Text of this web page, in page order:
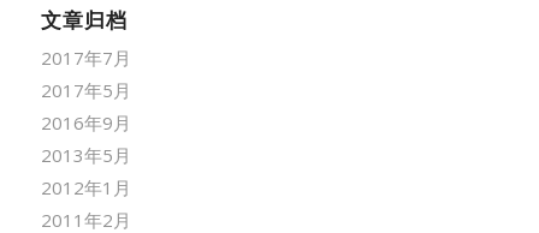
文章归档
2017年7月
2017年5月
2016年9月
2013年5月
2012年1月
2011年2月